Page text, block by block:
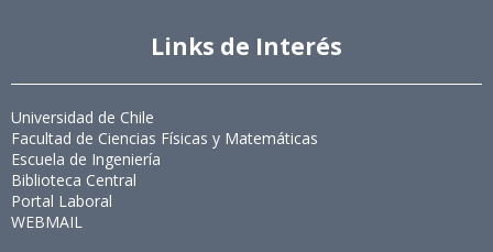
Links de Interés
Universidad de Chile
Facultad de Ciencias Físicas y Matemáticas
Escuela de Ingeniería
Biblioteca Central
Portal Laboral
WEBMAIL